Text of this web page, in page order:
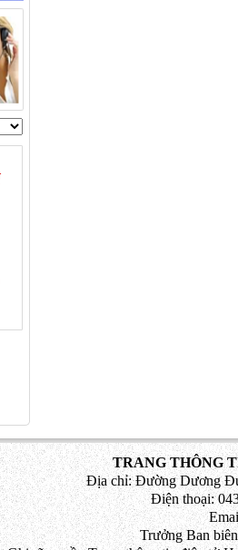
TRANG THÔNG
Địa chỉ: Đường Dương
Điện thoại:
Trưởng Ban